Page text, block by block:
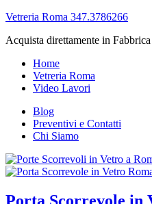
Vetreria Roma 347.3786266
Acquista direttamente in
Home
Vetreria Roma
Video Lavori
Blog
Preventivi e Contatti
Chi Siamo